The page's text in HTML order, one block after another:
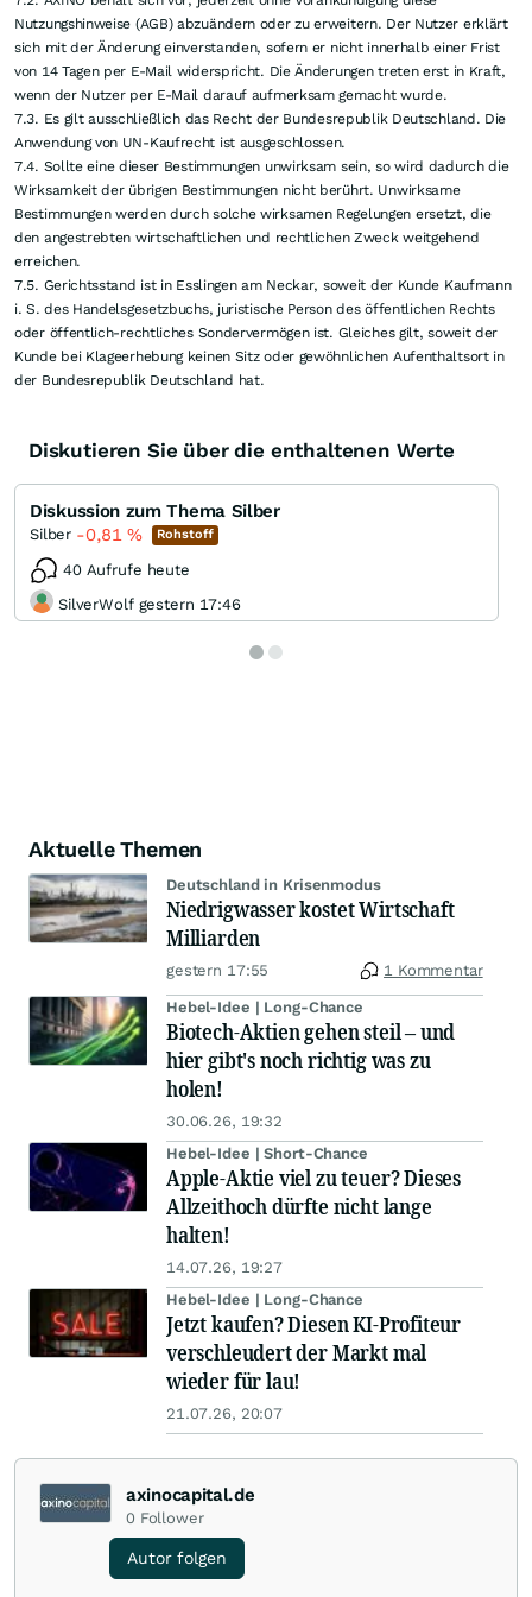
Nutzungshinweise (AGB) abzuändern oder zu erweitern. Der Nutzer erklärt
sich mit der Änderung einverstanden, sofern er nicht innerhalb einer Frist
von 14 Tagen per E-Mail widerspricht. Die Änderungen treten erst in Kraft,
wenn der Nutzer per E-Mail darauf aufmerksam gemacht wurde.
7.3. Es gilt ausschließlich das Recht der Bundesrepublik Deutschland. Die
Anwendung von UN-Kaufrecht ist ausgeschlossen.
7.4. Sollte eine dieser Bestimmungen unwirksam sein, so wird dadurch die
Wirksamkeit der übrigen Bestimmungen nicht berührt. Unwirksame
Bestimmungen werden durch solche wirksamen Regelungen ersetzt, die
den angestrebten wirtschaftlichen und rechtlichen Zweck weitgehend
erreichen.
7.5. Gerichtsstand ist in Esslingen am Neckar, soweit der Kunde Kaufmann
i. S. des Handelsgesetzbuchs, juristische Person des öffentlichen Rechts
oder öffentlich-rechtliches Sondervermögen ist. Gleiches gilt, soweit der
Kunde bei Klageerhebung keinen Sitz oder gewöhnlichen Aufenthaltsort in
der Bundesrepublik Deutschland hat.
Diskutieren Sie über die enthaltenen Werte
Diskussion zum Thema Silber
Silber -0,81% Rohstoff
40 Aufrufe heute
SilverWolf gestern 17:46
Aktuelle Themen
Deutschland in Krisenmodus
Niedrigwasser kostet Wirtschaft
Milliarden
gestern 17:55 1 Kommentar
Hebel-Idee | Long-Chance
Biotech-Aktien gehen steil – und
hier gibt's noch richtig was zu
holen!
30.06.26, 19:32
Hebel-Idee | Short-Chance
Apple-Aktie viel zu teuer? Dieses
Allzeithoch dürfte nicht lange
halten!
14.07.26, 19:27
Hebel-Idee | Long-Chance
Jetzt kaufen? Diesen KI-Profiteur
verschleudert der Markt mal
wieder für lau!
21.07.26, 20:07
axinocapital.de
0 Follower
Autor folgen